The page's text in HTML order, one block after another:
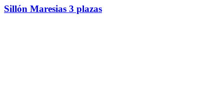
Sillón Maresias 3 plazas